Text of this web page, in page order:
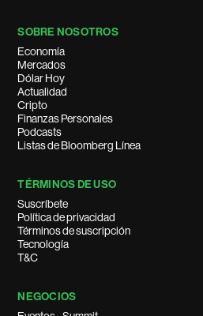
SOBRE NOSOTROS
Economía
Mercados
Dólar Hoy
Actualidad
Cripto
Finanzas Personales
Podcasts
Listas de Bloomberg Línea
TÉRMINOS DE USO
Suscríbete
Política de privacidad
Términos de suscripción
Tecnología
T&C
NEGOCIOS